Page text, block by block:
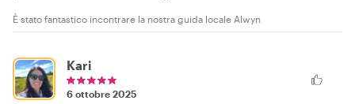
È stato fantastico incontrare la nostra guida locale Alwyn
Kari
6 ottobre 2025